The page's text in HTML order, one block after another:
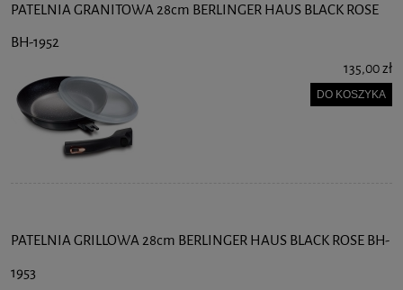
PATELNIA GRANITOWA 28cm BERLINGER HAUS BLACK ROSE
BH-1952
135,00 zł
DO KOSZYKA
PATELNIA GRILLOWA 28cm BERLINGER HAUS BLACK ROSE BH-
1953